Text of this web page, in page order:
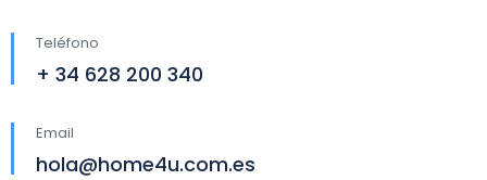
Teléfono
+ 34 628 200 340
Email
hola@home4u.com.es